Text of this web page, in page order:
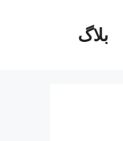
بلاگ